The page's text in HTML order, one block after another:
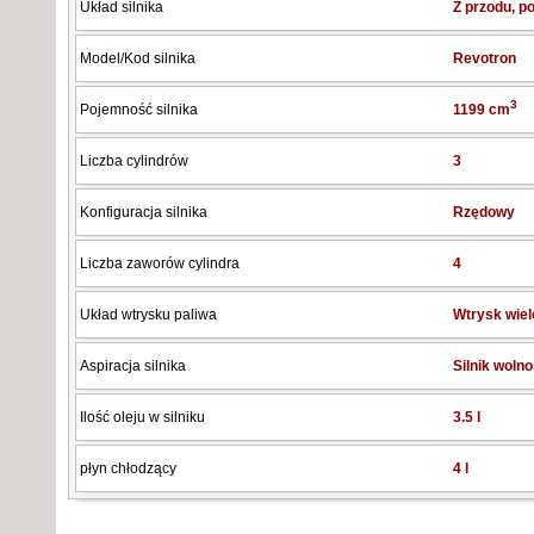
Układ silnika Z przodu,
Model/Kod silnika Revotron
Pojemność silnika 1199 cm3
Liczba cylindrów 3
Konfiguracja silnika Rzędowy
Liczba zaworów cylindra 4
Układ wtrysku paliwa Wtrysk
Aspiracja silnika Silnik
Ilość oleju w silniku 3.5 l
płyn chłodzący 4 l